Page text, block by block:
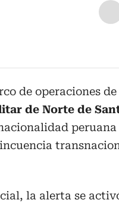
de operaciones
de Norte de
la alerta se